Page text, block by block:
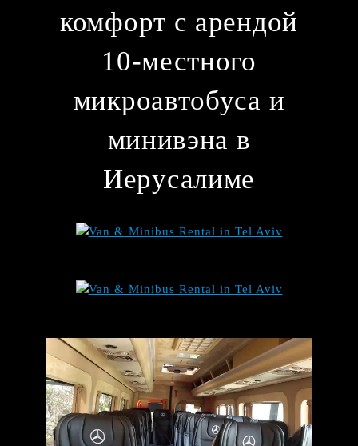
комфорт с арендой
10-местного
микроавтобуса и
минивэна в
Иерусалиме